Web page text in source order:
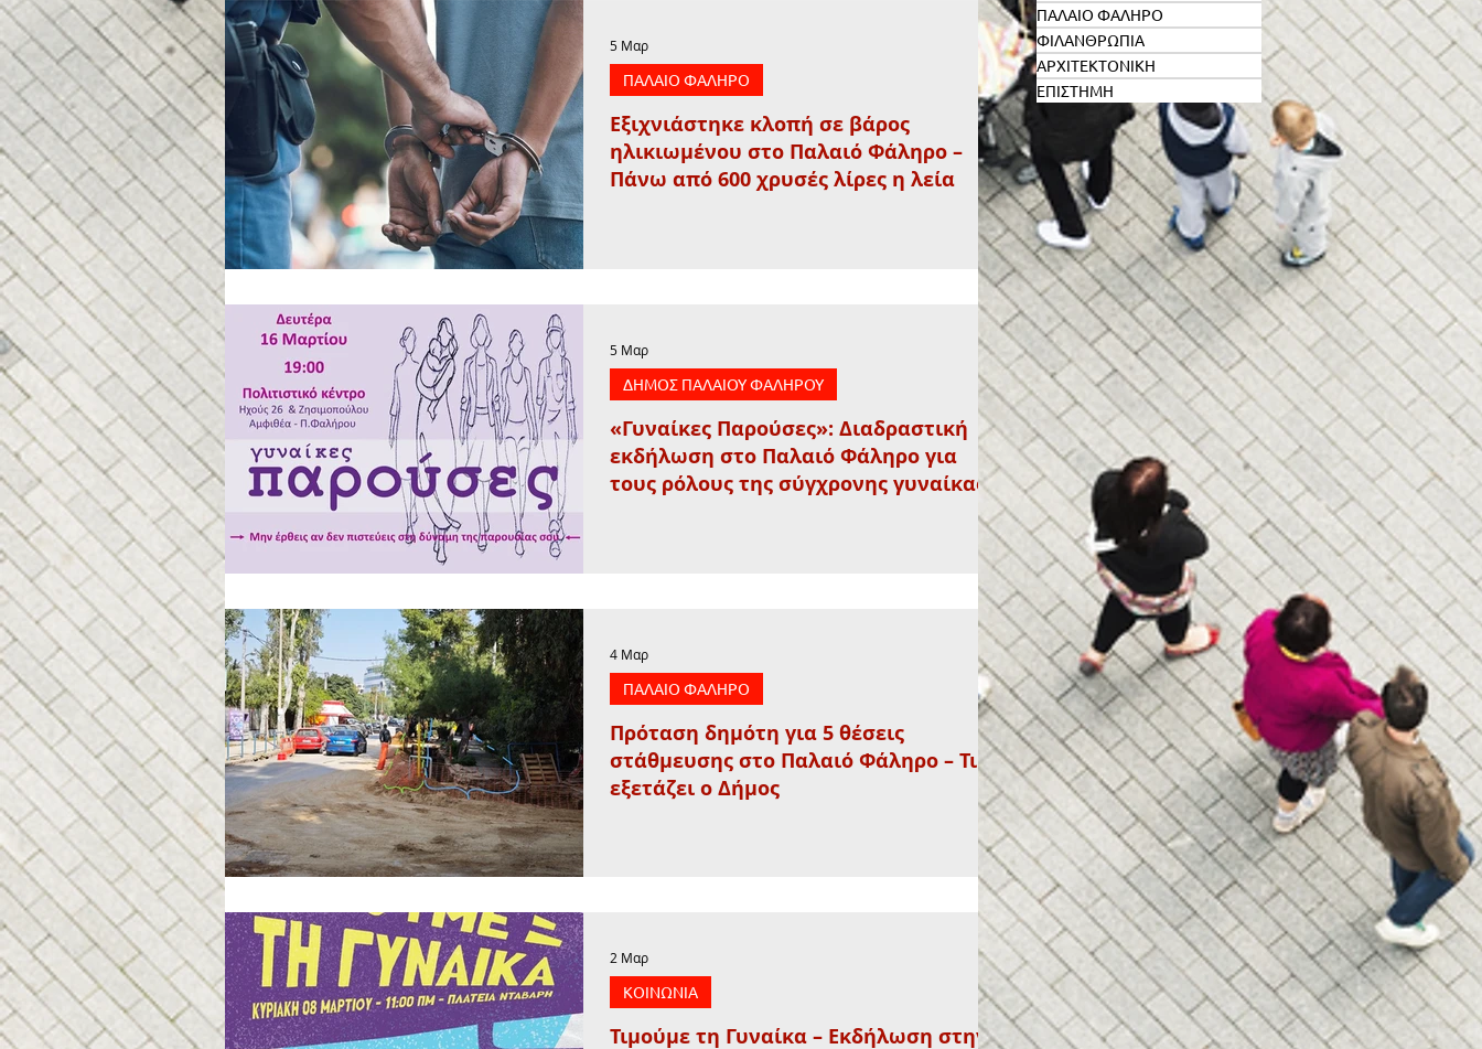
Εξιχνιάστηκε κλοπή σε βάρος
ηλικιωμένου στο Παλαιό Φάληρο –
Πάνω από 600 χρυσές λίρες η λεία
ΠΑΛΑΙΟ ΦΑΛΗΡΟ
5 Μαρ
«Γυναίκες Παρούσες»: Διαδραστική
εκδήλωση στο Παλαιό Φάληρο για
τους ρόλους της σύγχρονης γυναίκας
ΔΗΜΟΣ ΠΑΛΑΙΟΥ ΦΑΛΗΡΟΥ
5 Μαρ
Πρόταση δημότη για 5 θέσεις
στάθμευσης στο Παλαιό Φάληρο – Τι
εξετάζει ο Δήμος
ΠΑΛΑΙΟ ΦΑΛΗΡΟ
4 Μαρ
Τιμούμε τη Γυναίκα – Εκδήλωση στην
ΚΟΙΝΩΝΙΑ
2 Μαρ
ΠΑΛΑΙΟ ΦΑΛΗΡΟ
ΦΙΛΑΝΘΡΩΠΙΑ
ΑΡΧΙΤΕΚΤΟΝΙΚΗ
ΕΠΙΣΤΗΜΗ